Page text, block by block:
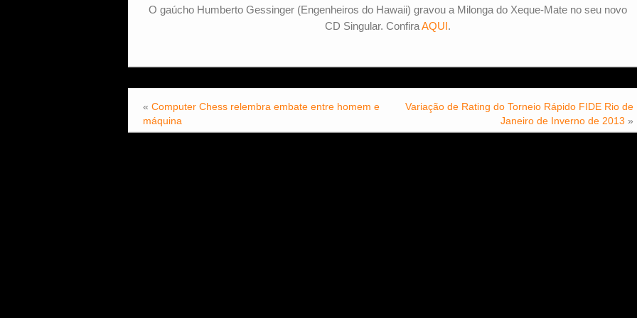
O gaúcho Humberto Gessinger (Engenheiros do Hawaii) gravou a Milonga do Xeque-Mate no seu novo
CD Singular. ConfiraAQUI.
« Computer Chess relembra embate entre homem e
máquina
Variação de Rating do Torneio Rápido FIDE Rio de
Janeiro de Inverno de 2013 »